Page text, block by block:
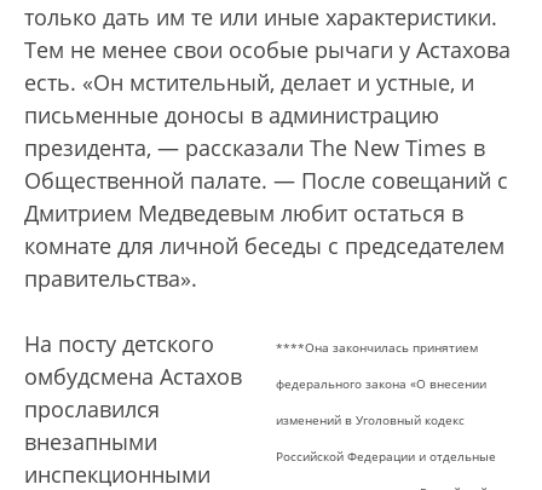
только дать им те или иные характеристики.
Тем не менее свои особые рычаги у Астахова
есть. «Он мстительный, делает и устные, и
письменные доносы в администрацию
президента, — рассказали The New Times в
Общественной палате. — После совещаний с
Дмитрием Медведевым любит остаться в
комнате для личной беседы с председателем
правительства».
****Она закончилась принятием
федерального закона «О внесении
изменений в Уголовный кодекс
Российской Федерации и отдельные
На посту детского
омбудсмена Астахов
прославился
внезапными
инспекционными